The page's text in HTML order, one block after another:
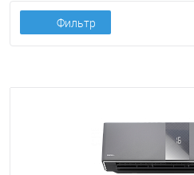
Фильтр